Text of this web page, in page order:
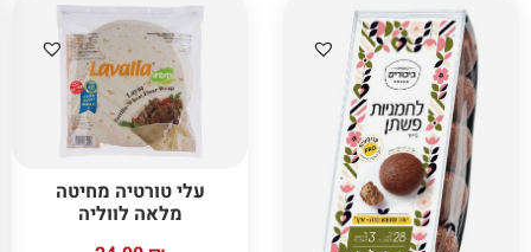
עלי טורטיה מחיטה
מלאה לווליה